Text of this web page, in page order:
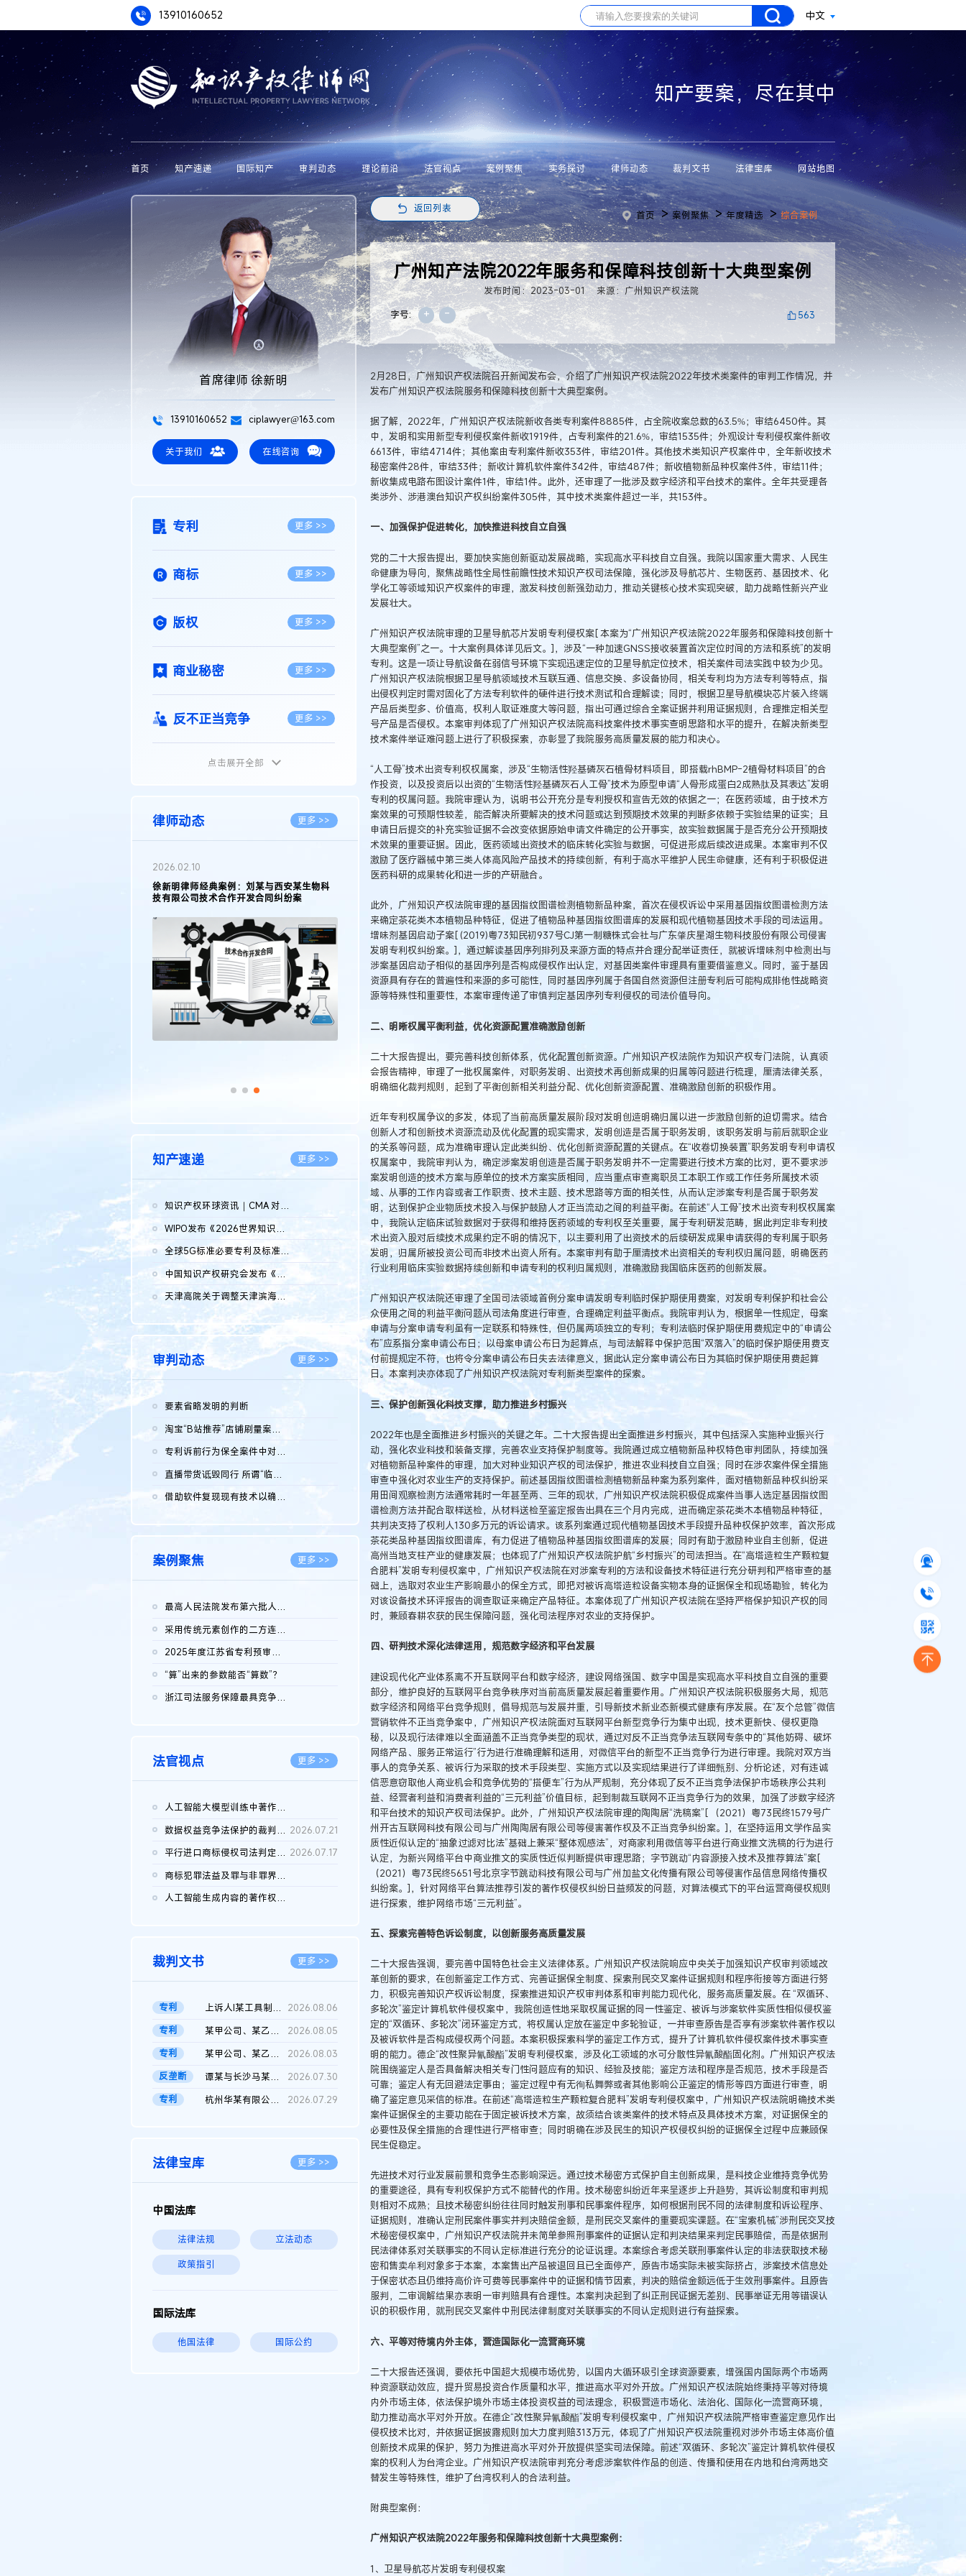
13910160652 中文
知产要案，尽在其中
首页 知产速递 国际知产 审判动态 理论前沿 法官视点 案例聚焦 实务探讨 律师动态 裁判文书 法律宝库 网站地图
首席律师 徐新明
13910160652 ciplawyer@163.com
关于我们 在线咨询
专利 更多 >>
商标 更多 >>
版权 更多 >>
商业秘密 更多 >>
反不正当竞争 更多 >>
植物新品种
地理标志 更多 >>
集成电路布图设计
传统文化 更多 >>
点击展开全部
律师动态 更多 >>
2026.02.10
徐新明律师经典案例：刘某与西安某生物科
技有限公司技术合作开发合同纠纷案
知产速递 更多 >>
知识产权环球资讯｜CMA 对微软发起调查；批量搬运二手平台数据构...
WIPO发布《2026世界知识产权报告》 含报告全文
全球5G标准必要专利及标准提案研究报告（2026年）全文发布
中国知识产权研究会发布《2025年度中国企业海外知识产权纠纷调查...
2026.08.07
天津高院关于调整天津滨海高新技术产业开发区华苑科技园一审普通...
2026.08.07
审判动态 更多 >>
要素省略发明的判断
淘宝“B站推荐”店铺刷量案维持原判，两被告连带赔偿150万元
专利诉前行为保全案件中对仿制药申请人曾作出三类声明的考量及违...
直播带货诋毁同行 所谓“临场发挥”不免责
借助软件复现现有技术以确认相关参数特征是否被公开
案例聚焦 更多 >>
最高人民法院发布第六批人民法院种业知识产权司法保护典型案例 含...
采用传统元素创作的二方连续装饰图案作品的独创性及侵权对比认定
2025年度江苏省专利预审典型案例
“算”出来的参数能否“算数”？
浙江司法服务保障最具竞争力营商环境建设典型案例（第二批）含侵...
法官视点 更多 >>
人工智能大模型训练中著作权的合理使用
2026.07.28
数据权益竞争法保护的裁判路径构建 2026.07.21
平行进口商标侵权司法判定规则的困境与纾解 2026.07.17
商标犯罪法益及罪与非罪界限研究
人工智能生成内容的著作权司法认定：演进逻辑、现实困境与规则建...
裁判文书 更多 >>
专利 上诉人I某工具制品有限公司与被上诉人程某及一审被告中华人民共和...
2026.08.06
专利
某甲公司、某乙公司、某丙公司申请诉前行为保全复议裁定书
2026.08.05
专利
某甲公司、某乙公司、官某与某丙公司专利申请权权属纠纷 二审判决...
2026.08.03
反垄断
谭某与长沙马某堆农产品股份有限公司滥用市场支配地位纠纷二审裁...
2026.07.30
专利
杭州华某有限公司与菲某有限公司侵害发明专利权纠纷 2026.07.29
法律宝库 更多 >>
中国法库
法律法规 立法动态
政策指引
国际法库
他国法律 国际公约
返回列表
首页 >案例聚焦 >年度精选 >综合案例
广州知产法院2022年服务和保障科技创新十大典型案例
发布时间：2023-03-01
来源：广州知识产权法院
字号:
+ - 563
2月28日，广州知识产权法院召开新闻发布会，介绍了广州知识产权法院2022年技术类案件的审判工作情况，并
发布广州知识产权法院服务和保障科技创新十大典型案例。
据了解，2022年，广州知识产权法院新收各类专利案件8885件，占全院收案总数的63.5%；审结6450件。其
中，发明和实用新型专利侵权案件新收1919件，占专利案件的21.6%，审结1535件；外观设计专利侵权案件新收
6613件，审结4714件；其他案由专利案件新收353件，审结201件。其他技术类知识产权案件中，全年新收技术
秘密案件28件，审结33件；新收计算机软件案件342件，审结487件；新收植物新品种权案件3件，审结11件；
新收集成电路布图设计案件1件，审结1件。此外，还审理了一批涉及数字经济和平台技术的案件。全年共受理各
类涉外、涉港澳台知识产权纠纷案件305件，其中技术类案件超过一半，共153件。
一、加强保护促进转化，加快推进科技自立自强
党的二十大报告提出，要加快实施创新驱动发展战略，实现高水平科技自立自强。我院以国家重大需求、人民生
命健康为导向，聚焦战略性全局性前瞻性技术知识产权司法保障，强化涉及导航芯片、生物医药、基因技术、化
学化工等领域知识产权案件的审理，激发科技创新强劲动力，推动关键核心技术实现突破，助力战略性新兴产业
发展壮大。
广州知识产权法院审理的卫星导航芯片发明专利侵权案[ 本案为“广州知识产权法院2022年服务和保障科技创新十
大典型案例”之一。十大案例具体详见后文。]，涉及“一种加速GNSS接收装置首次定位时间的方法和系统”的发明
专利。这是一项让导航设备在弱信号环境下实现迅速定位的卫星导航定位技术，相关案件司法实践中较为少见。
广州知识产权法院根据卫星导航领域技术互联互通、信息交换、多设备协同，相关专利均为方法专利等特点，指
出侵权判定时需对固化了方法专利软件的硬件进行技术测试和合理解读；同时，根据卫星导航模块芯片装入终端
产品后类型多、价值高，权利人取证难度大等问题，指出可通过综合全案证据并利用证据规则，合理推定相关型
号产品是否侵权。本案审判体现了广州知识产权法院高科技案件技术事实查明思路和水平的提升，在解决新类型
技术案件举证难问题上进行了积极探索，亦彰显了我院服务高质量发展的能力和决心。
“人工骨”技术出资专利权权属案，涉及“生物活性羟基磷灰石植骨材料项目，即搭载rhBMP-2植骨材料项目”的合
作投资，以及投资后以出资的“生物活性羟基磷灰石人工骨”技术为原型申请“人骨形成蛋白2成熟肽及其表达”发明
专利的权属问题。我院审理认为，说明书公开充分是专利授权和宣告无效的依据之一；在医药领域，由于技术方
案效果的可预期性较差，能否解决所要解决的技术问题或达到预期技术效果的判断多依赖于实验结果的证实；且
申请日后提交的补充实验证据不会改变依据原始申请文件确定的公开事实，故实验数据属于是否充分公开预期技
术效果的重要证据。因此，医药领域出资技术的临床转化实验与数据，可促进形成后续改进成果。本案审判不仅
激励了医疗器械中第三类人体高风险产品技术的持续创新，有利于高水平维护人民生命健康，还有利于积极促进
医药科研的成果转化和进一步的产研融合。
此外，广州知识产权法院审理的基因指纹图谱检测植物新品种案，首次在侵权诉讼中采用基因指纹图谱检测方法
来确定茶花类木本植物品种特征，促进了植物品种基因指纹图谱库的发展和现代植物基因技术手段的司法运用。
增味剂基因启动子案[ (2019)粤73知民初937号CJ第一制糖株式会社与广东肇庆星湖生物科技股份有限公司侵害
发明专利权纠纷案。]，通过解读基因序列排列及来源方面的特点并合理分配举证责任，就被诉增味剂中检测出与
涉案基因启动子相似的基因序列是否构成侵权作出认定，对基因类案件审理具有重要借鉴意义。同时，鉴于基因
资源具有存在的普遍性和来源的多可能性，同时基因序列属于各国自然资源但注册专利后可能构成排他性战略资
源等特殊性和重要性，本案审理传递了审慎判定基因序列专利侵权的司法价值导向。
二、明晰权属平衡利益，优化资源配置准确激励创新
二十大报告提出，要完善科技创新体系，优化配置创新资源。广州知识产权法院作为知识产权专门法院，认真领
会报告精神，审理了一批权属案件，对职务发明、出资技术再创新成果的归属等问题进行梳理，厘清法律关系，
明确细化裁判规则，起到了平衡创新相关利益分配、优化创新资源配置、准确激励创新的积极作用。
近年专利权属争议的多发，体现了当前高质量发展阶段对发明创造明确归属以进一步激励创新的迫切需求。结合
创新人才和创新技术资源流动及优化配置的现实需求，发明创造是否属于职务发明，该职务发明与前后就职企业
的关系等问题，成为准确审理认定此类纠纷、优化创新资源配置的关键点。在“收卷切换装置”职务发明专利申请权
权属案中，我院审判认为，确定涉案发明创造是否属于职务发明并不一定需要进行技术方案的比对，更不要求涉
案发明创造的技术方案与原单位的技术方案实质相同，应当重点审查离职员工本职工作或工作任务所属技术领
域、从事的工作内容或者工作职责、技术主题、技术思路等方面的相关性，从而认定涉案专利是否属于职务发
明，达到保护企业物质技术投入与保护鼓励人才正当流动之间的利益平衡。在前述“人工骨”技术出资专利权权属案
中，我院认定临床试验数据对于获得和维持医药领域的专利权至关重要，属于专利研发范畴，据此判定非专利技
术出资入股对后续技术成果约定不明的情况下，以主要利用了出资技术的后续研发成果申请获得的专利属于职务
发明，归属所被投资公司而非技术出资人所有。本案审判有助于厘清技术出资相关的专利权归属问题，明确医药
行业利用临床实验数据持续创新和申请专利的权利归属规则，准确激励我国临床医药的创新发展。
广州知识产权法院还审理了全国司法领域首例分案申请发明专利临时保护期使用费案，对发明专利保护和社会公
众使用之间的利益平衡问题从司法角度进行审查，合理确定利益平衡点。我院审判认为，根据单一性规定，母案
申请与分案申请专利虽有一定联系和特殊性，但仍属两项独立的专利；专利法临时保护期使用费规定中的“申请公
布”应系指分案申请公布日；以母案申请公布日为起算点，与司法解释中保护范围“双落入”的临时保护期使用费支
付前提规定不符，也将令分案申请公布日失去法律意义，据此认定分案申请公布日为其临时保护期使用费起算
日。本案判决亦体现了广州知识产权法院对专利新类型案件的探索。
三、保护创新强化科技支撑，助力推进乡村振兴
2022年也是全面推进乡村振兴的关键之年。二十大报告提出全面推进乡村振兴，其中包括深入实施种业振兴行
动，强化农业科技和装备支撑，完善农业支持保护制度等。我院通过成立植物新品种权特色审判团队，持续加强
对植物新品种案件的审理，加大对种业知识产权的司法保护，推进农业科技自立自强；同时在涉农案件保全措施
审查中强化对农业生产的支持保护。前述基因指纹图谱检测植物新品种案为系列案件，面对植物新品种权纠纷采
用田间观察检测方法通常耗时一年甚至两、三年的现状，广州知识产权法院积极促成案件当事人选定基因指纹图
谱检测方法并配合取样送检，从材料送检至鉴定报告出具在三个月内完成，进而确定茶花类木本植物品种特征，
共判决支持了权利人130多万元的诉讼请求。该系列案通过现代植物基因技术手段提升品种权保护效率，首次形成
茶花类品种基因指纹图谱库，有力促进了植物品种基因指纹图谱库的发展；同时有助于激励种业自主创新，促进
高州当地支柱产业的健康发展；也体现了广州知识产权法院护航“乡村振兴”的司法担当。在“高塔造粒生产颗粒复
合肥料”发明专利侵权案中，广州知识产权法院在对涉案专利的方法和设备技术特征进行充分研判和严格审查的基
础上，选取对农业生产影响最小的保全方式，即把对被诉高塔造粒设备实物本身的证据保全和现场勘验，转化为
对该设备技术环评报告的调查取证来确定产品特征。本案体现了广州知识产权法院在坚持严格保护知识产权的同
时，兼顾春耕农获的民生保障问题，强化司法程序对农业的支持保护。
四、研判技术深化法律适用，规范数字经济和平台发展
建设现代化产业体系离不开互联网平台和数字经济，建设网络强国、数字中国是实现高水平科技自立自强的重要
部分，维护良好的互联网平台竞争秩序对当前高质量发展起着重要作用。广州知识产权法院积极服务大局，规范
数字经济和网络平台竞争规则，倡导规范与发展并重，引导新技术新业态新模式健康有序发展。在“友个总管”微信
营销软件不正当竞争案中，广州知识产权法院面对互联网平台新型竞争行为集中出现，技术更新快、侵权更隐
秘，以及现行法律难以全面涵盖不正当竞争类型的现状，通过对反不正当竞争法互联网专条中的“其他妨碍、破坏
网络产品、服务正常运行”行为进行准确理解和适用，对微信平台的新型不正当竞争行为进行审理。我院对双方当
事人的竞争关系、被诉行为采取的技术手段类型、实施方式以及实现结果进行了详细甄别、分析论述，对有违诚
信恶意窃取他人商业机会和竞争优势的“搭便车”行为从严规制，充分体现了反不正当竞争法保护市场秩序公共利
益、经营者利益和消费者利益的“三元利益”价值目标，起到制裁互联网不正当竞争行为的效果，加强了涉数字经济
和平台技术的知识产权司法保护。此外，广州知识产权法院审理的陶陶居“洗稿案”[ （2021）粤73民终1579号广
州开古互联网科技有限公司与广州陶陶居有限公司等侵害著作权及不正当竞争纠纷案。]，在坚持运用文学作品实
质性近似认定的“抽象过滤对比法”基础上兼采“整体观感法”，对商家利用微信等平台进行商业推文洗稿的行为进行
认定，为新兴网络平台中商业推文的实质性近似判断提供审理思路；字节跳动“内容源接入技术及推荐算法”案[
（2021）粤73民终5651号北京字节跳动科技有限公司与广州加盐文化传播有限公司等侵害作品信息网络传播权
纠纷案。]，针对网络平台算法推荐引发的著作权侵权纠纷日益频发的问题，对算法模式下的平台运营商侵权规则
进行探索，维护网络市场“三元利益”。
五、探索完善特色诉讼制度，以创新服务高质量发展
二十大报告强调，要完善中国特色社会主义法律体系。广州知识产权法院响应中央关于加强知识产权审判领域改
革创新的要求，在创新鉴定工作方式、完善证据保全制度、探索刑民交叉案件证据规则和程序衔接等方面进行努
力，积极完善知识产权诉讼制度，探索推进知识产权审判体系和审判能力现代化，服务高质量发展。在 “双循环、
多轮次”鉴定计算机软件侵权案中，我院创造性地采取权属证据的同一性鉴定、被诉与涉案软件实质性相似侵权鉴
定的“双循环、多轮次”闭环鉴定方式，将权属认定放在鉴定中多轮验证，一并审查原告是否享有涉案软件著作权以
及被诉软件是否构成侵权两个问题。本案积极探索科学的鉴定工作方式，提升了计算机软件侵权案件技术事实查
明的能力。德企“改性聚异氰酸酯”发明专利侵权案，涉及化工领域的水可分散性异氰酸酯固化剂。广州知识产权法
院围绕鉴定人是否具备解决相关专门性问题应有的知识、经验及技能；鉴定方法和程序是否规范，技术手段是否
可靠；鉴定人有无回避法定事由；鉴定过程中有无徇私舞弊或者其他影响公正鉴定的情形等四方面进行审查，明
确了鉴定意见采信的标准。在前述“高塔造粒生产颗粒复合肥料”发明专利侵权案中，广州知识产权法院明确技术类
案件证据保全的主要功能在于固定被诉技术方案，故须结合该类案件的技术特点及具体技术方案，对证据保全的
必要性及保全措施的合理性进行严格审查；同时明确在涉及民生的知识产权侵权纠纷的证据保全过程中应兼顾保
民生促稳定。
先进技术对行业发展前景和竞争生态影响深远。通过技术秘密方式保护自主创新成果，是科技企业维持竞争优势
的重要途径，具有专利权保护方式不能替代的作用。技术秘密纠纷近年来呈逐步上升趋势，其诉讼制度和审判规
则相对不成熟；且技术秘密纠纷往往同时触发刑事和民事案件程序，如何根据刑民不同的法律制度和诉讼程序、
证据规则，准确认定刑民案件事实并判决赔偿金额，是刑民交叉案件的重要现实课题。在“宝索机械”涉刑民交叉技
术秘密侵权案中，广州知识产权法院并未简单参照刑事案件的证据认定和判决结果来判定民事赔偿，而是依据刑
民法律体系对关联事实的不同认定标准进行充分的论证说理。本案综合考虑关联刑事案件认定的非法获取技术秘
密和售卖牟利对象多于本案，本案售出产品被退回且已全面停产，原告市场实际未被实际挤占，涉案技术信息处
于保密状态且仍维持高价许可费等民事案件中的证据和情节因素，判决的赔偿金额远低于生效刑事案件。且原告
服判，二审调解结果亦表明一审判赔具有合理性。本案判决起到了纠正刑民证据无差别、民事举证无用等错误认
识的积极作用，就刑民交叉案件中刑民法律制度对关联事实的不同认定规则进行有益探索。
六、平等对待境内外主体，营造国际化一流营商环境
二十大报告还强调，要依托中国超大规模市场优势，以国内大循环吸引全球资源要素，增强国内国际两个市场两
种资源联动效应，提升贸易投资合作质量和水平，推进高水平对外开放。广州知识产权法院始终秉持平等对待境
内外市场主体，依法保护境外市场主体投资权益的司法理念，积极营造市场化、法治化、国际化一流营商环境，
助力推动高水平对外开放。在德企“改性聚异氰酸酯”发明专利侵权案中，广州知识产权法院严格审查鉴定意见作出
侵权技术比对，并依据证据披露规则加大力度判赔313万元，体现了广州知识产权法院重视对涉外市场主体高价值
创新技术成果的保护，努力为推进高水平对外开放提供坚实司法保障。前述“双循环、多轮次”鉴定计算机软件侵权
案的权利人为台湾企业。广州知识产权法院审判充分考虑涉案软件作品的创造、传播和使用在内地和台湾两地交
替发生等特殊性，维护了台湾权利人的合法利益。
附典型案例：
广州知识产权法院2022年服务和保障科技创新十大典型案例：
1、卫星导航芯片发明专利侵权案